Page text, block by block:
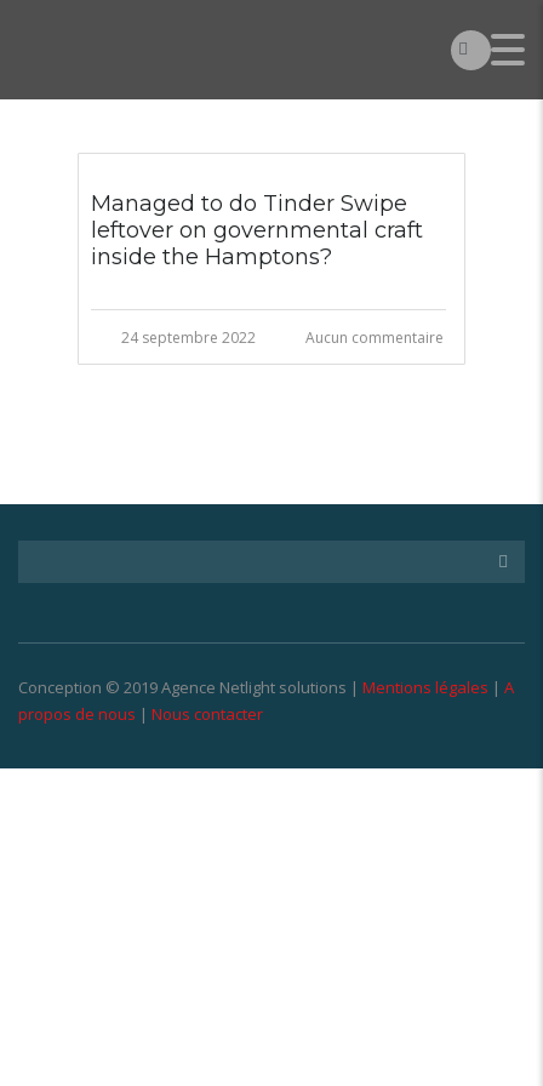
Managed to do Tinder Swipe
leftover on governmental craft
inside the Hamptons?
24 septembre 2022 Aucun commentaire
Conception © 2019 Agence Netlight solutions | Mentions légales | A
propos de nous | Nous contacter